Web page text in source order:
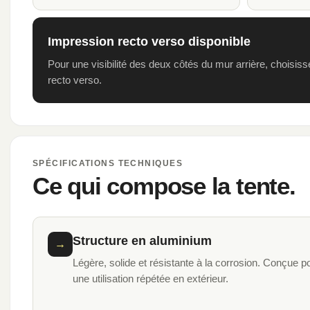
Impression recto verso disponible
Pour une visibilité des deux côtés du mur arrière,
recto verso.
SPÉCIFICATIONS TECHNIQUES
Ce qui compose la tente.
→ Structure en aluminium
Légère, solide et résistante à la corrosion. Conçue
une utilisation répétée en extérieur.